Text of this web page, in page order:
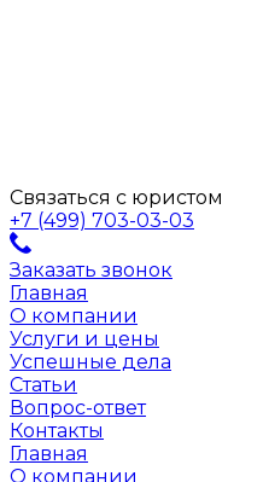
Связаться с юристом
+7 (499) 703-03-03
Заказать звонок
Главная
О компании
Услуги и цены
Успешные дела
Статьи
Вопрос-ответ
Контакты
Главная
О компании